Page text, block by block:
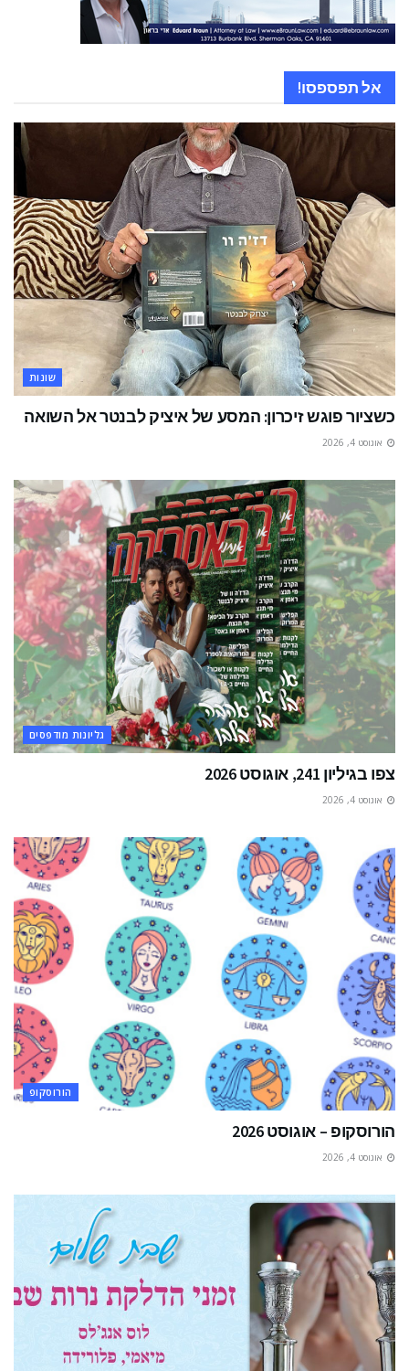
אל תפספסו!
שונות
כשציור פוגש זיכרון: המסע של איציק לבנטר אל השואה
אוגוסט 4, 2026
גליונות מודפסים
צפו בגיליון 241, אוגוסט 2026
אוגוסט 4, 2026
הורוסקופ
הורוסקופ – אוגוסט 2026
אוגוסט 4, 2026